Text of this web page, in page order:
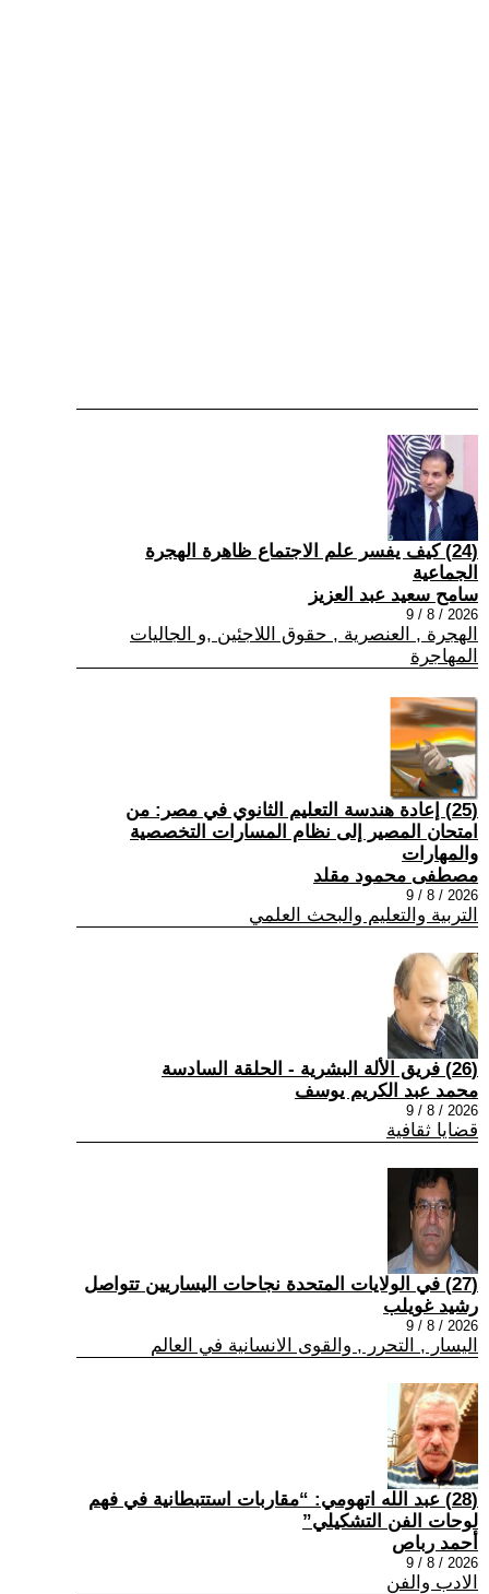
(24) كيف يفسر علم الاجتماع ظاهرة الهجرة
الجماعية
سامح سعيد عبد العزيز
2026 / 8 / 9
الهجرة , العنصرية , حقوق اللاجئين ,و الجاليات
المهاجرة
(25) إعادة هندسة التعليم الثانوي في مصر: من
امتحان المصير إلى نظام المسارات التخصصية
والمهارات
مصطفى محمود مقلد
2026 / 8 / 9
التربية والتعليم والبحث العلمي
(26) فريق الألة البشرية - الحلقة السادسة
محمد عبد الكريم يوسف
2026 / 8 / 9
قضايا ثقافية
(27) في الولايات المتحدة نجاحات اليساريين تتواصل
رشيد غويلب
2026 / 8 / 9
اليسار , التحرر , والقوى الانسانية في العالم
(28) عبد الله اتهومي: “مقاربات استتبطانية في فهم
لوحات الفن التشكيلي”
أحمد رباص
2026 / 8 / 9
الادب والفن